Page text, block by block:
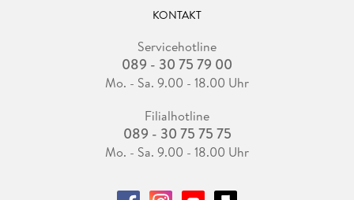
KONTAKT
Servicehotline
089 - 30 75 79 00
Mo. - Sa. 9.00 - 18.00 Uhr
Filialhotline
089 - 30 75 75 75
Mo. - Sa. 9.00 - 18.00 Uhr